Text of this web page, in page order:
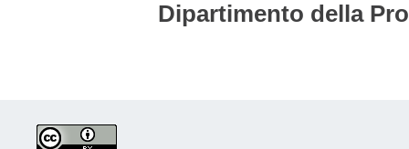
Dipartimento della